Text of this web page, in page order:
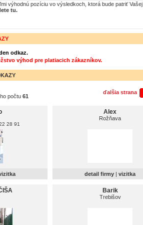
výhodnú pozíciu vo výsledkoch, ktorá bude patriť Vašej
tu.
odkaz.
výhod pre platiacich zákazníkov.
počtu 61
ďalšia strana
28 91
Alex
Rožňava
detail firmy | vizitka
Barik
Trebišov